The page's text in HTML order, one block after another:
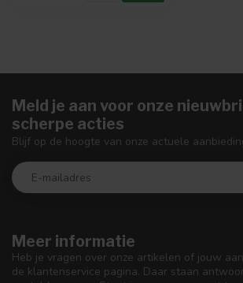
Meer informatie
Heb je vragen over onze artikelen of jouw
de klantenservice pagina. Daar staan
Meld je aan voor onze
scherpe acties
Blijf op de hoogte van onze actuele